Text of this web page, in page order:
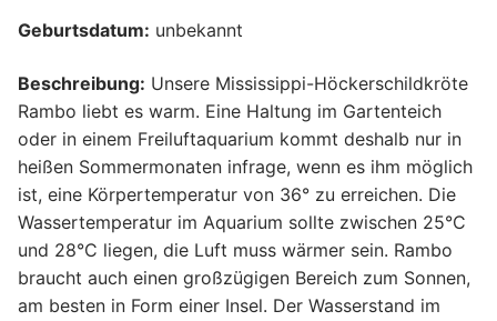
Geburtsdatum: unbekannt
Beschreibung: Unsere Mississippi-Höckerschildkröte
Rambo liebt es warm. Eine Haltung im Gartenteich
oder in einem Freiluftaquarium kommt deshalb nur in
heißen Sommermonaten infrage, wenn es ihm möglich
ist, eine Körpertemperatur von 36° zu erreichen. Die
Wassertemperatur im Aquarium sollte zwischen 25°C
und 28°C liegen, die Luft muss wärmer sein. Rambo
braucht auch einen großzügigen Bereich zum Sonnen,
am besten in Form einer Insel. Der Wasserstand im